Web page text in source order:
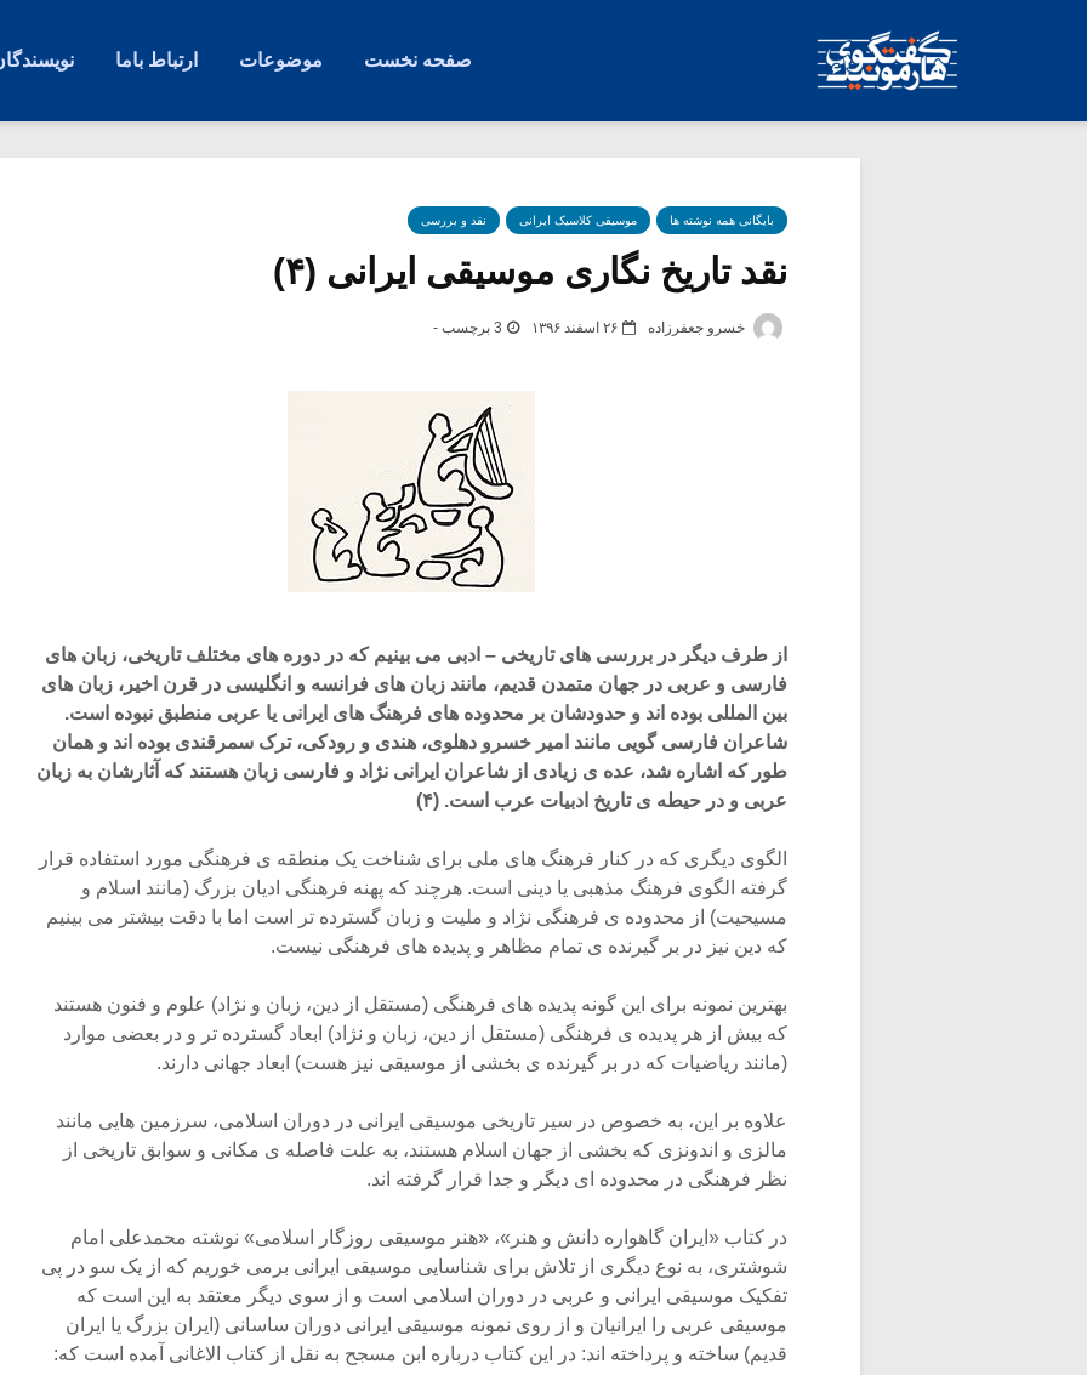
صفحه نخست موضوعات ارتباط باما
بایگانی همه نوشته ها موسیقی کلاسیک ایرانی نقد و بررسی
نقد تاریخ نگاری موسیقی ایرانی (۴)
خسرو جعفرزاده ۲۶ اسفند ۱۳۹۶ 3 برچسب -
از طرف دیگر در بررسی های تاریخی – ادبی می بینیم که در دوره های مختلف تاریخی، زبان های
فارسی و عربی در جهان متمدن قدیم، مانند زبان های فرانسه و انگلیسی در قرن اخیر، زبان های
بین المللی بوده اند و حدودشان بر محدوده های فرهنگ های ایرانی یا عربی منطبق نبوده است.
شاعران فارسی گویی مانند امیر خسرو دهلوی، هندی و رودکی، ترک سمرقندی بوده اند و همان
طور که اشاره شد، عده ی زیادی از شاعران ایرانی نژاد و فارسی زبان هستند که آثارشان به زبان
عربی و در حیطه ی تاریخ ادبیات عرب است. (۴)
الگوی دیگری که در کنار فرهنگ های ملی برای شناخت یک منطقه ی فرهنگی مورد استفاده قرار
گرفته الگوی فرهنگ مذهبی یا دینی است. هرچند که پهنه فرهنگی ادیان بزرگ (مانند اسلام و
مسیحیت) از محدوده ی فرهنگی نژاد و ملیت و زبان گسترده تر است اما با دقت بیشتر می بینیم
که دین نیز در بر گیرنده ی تمام مظاهر و پدیده های فرهنگی نیست.
بهترین نمونه برای این گونه پدیده های فرهنگی (مستقل از دین، زبان و نژاد) علوم و فنون هستند
که بیش از هر پدیده ی فرهنگی (مستقل از دین، زبان و نژاد) ابعاد گسترده تر و در بعضی موارد
(مانند ریاضیات که در بر گیرنده ی بخشی از موسیقی نیز هست) ابعاد جهانی دارند.
علاوه بر این، به خصوص در سیر تاریخی موسیقی ایرانی در دوران اسلامی، سرزمین هایی مانند
مالزی و اندونزی که بخشی از جهان اسلام هستند، به علت فاصله ی مکانی و سوابق تاریخی از
نظر فرهنگی در محدوده ای دیگر و جدا قرار گرفته اند.
در کتاب «ایران گاهواره دانش و هنر»، «هنر موسیقی روزگار اسلامی» نوشته محمدعلی امام
شوشتری، به نوع دیگری از تلاش برای شناسایی موسیقی ایرانی برمی خوریم که از یک سو در پی
تفکیک موسیقی ایرانی و عربی در دوران اسلامی است و از سوی دیگر معتقد به این است که
موسیقی عربی را ایرانیان و از روی نمونه موسیقی ایرانی دوران ساسانی (ایران بزرگ یا ایران
قدیم) ساخته و پرداخته اند: در این کتاب درباره ابن مسجح به نقل از کتاب الاغانی آمده است که: